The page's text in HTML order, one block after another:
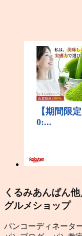
くるみあんぱん
グルメショップ
パンコーディネータ